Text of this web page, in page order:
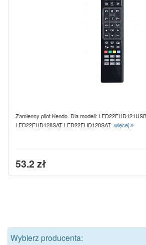
Zamienny pilot Kendo. Dla modeli:
LED22FHD128SAT LED22FHD128SAT więcej
53.2 zł
Wybierz producenta: